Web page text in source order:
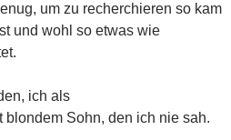
um zu recherchieren so kam
und wohl so etwas wie
ich als
blondem Sohn, den ich nie sah.